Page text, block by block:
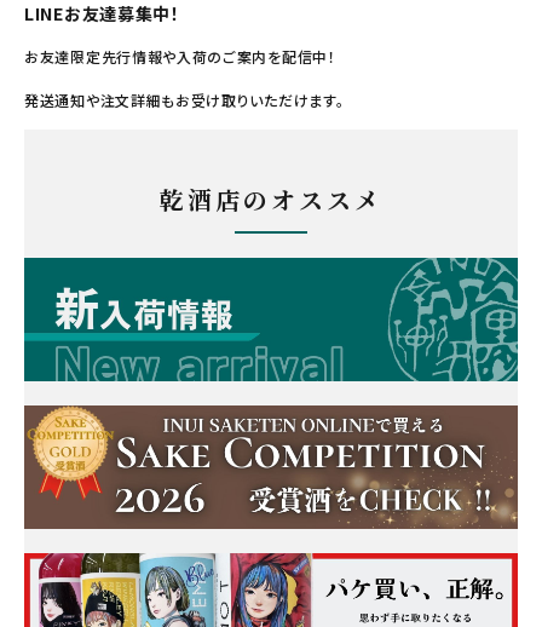
LINEお友達募集中！
お友達限定先行情報や入荷のご案内を配信中！
発送通知や注文詳細もお受け取りいただけます。
乾酒店のオススメ